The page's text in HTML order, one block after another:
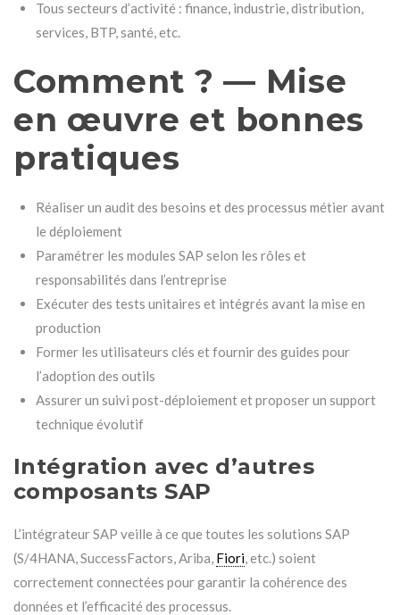
Tous secteurs d’activité : finance, industrie, distribution,
services, BTP, santé, etc.
Comment ? — Mise
en œuvre et bonnes
pratiques
Réaliser un audit des besoins et des processus métier avant
le déploiement
Paramétrer les modules SAP selon les rôles et
responsabilités dans l’entreprise
Exécuter des tests unitaires et intégrés avant la mise en
production
Former les utilisateurs clés et fournir des guides pour
l’adoption des outils
Assurer un suivi post-déploiement et proposer un support
technique évolutif
Intégration avec d’autres
composants SAP
L’intégrateur SAP veille à ce que toutes les solutions SAP
(S/4HANA, SuccessFactors, Ariba, Fiori , etc.) soient
correctement connectées pour garantir la cohérence des
données et l’efficacité des processus.